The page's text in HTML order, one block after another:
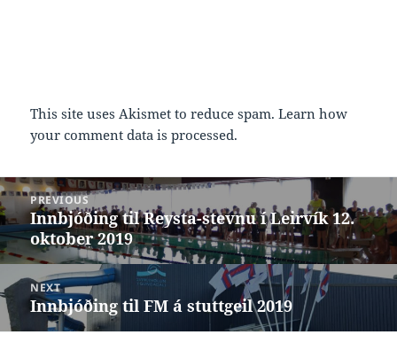
This site uses Akismet to reduce spam.Learn how
your comment data is processed.
Post
navigation
PREVIOUS
Previous
post:
Innbjóðing til Reysta-stevnu í Leirvík 12.
oktober 2019
NEXT
Next
post:
Innbjóðing til FM á stuttgeil 2019